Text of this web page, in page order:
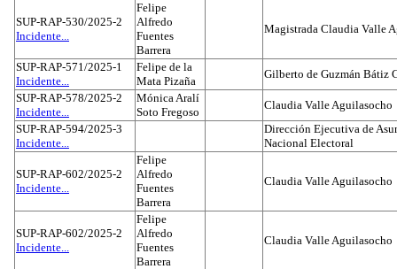
SUP-RAP-530/2025-2
Incidente...
Felipe
Alfredo
Fuentes
Barrera
Magistrada Claudia Valle
SUP-RAP-571/2025-1
Incidente...
Felipe de la
Mata Pizaña
Gilberto de Guzmán Bátiz
SUP-RAP-578/2025-2
Incidente...
Mónica Aralí
Soto Fregoso
Claudia Valle Aguilasocho
SUP-RAP-594/2025-3
Incidente...
Dirección Ejecutiva de
Nacional Electoral
SUP-RAP-602/2025-2
Incidente...
Felipe
Alfredo
Fuentes
Barrera
Claudia Valle Aguilasocho
SUP-RAP-602/2025-2
Incidente...
Felipe
Alfredo
Fuentes
Barrera
Claudia Valle Aguilasocho